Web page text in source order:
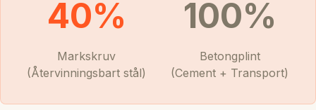
40%
Markskruv
(Återvinningsbart stål)
100%
Betongplint
(Cement + Transport)